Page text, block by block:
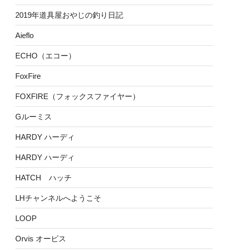
2019年道具屋おやじの釣り日記
Aieflo
ECHO（エコー）
FoxFire
FOXFIRE（フォックスファイヤー）
Gルーミス
HARDY ハーディ
HARDY ハーディ
HATCH ハッチ
LHチャンネルへようこそ
LOOP
Orvis オービス